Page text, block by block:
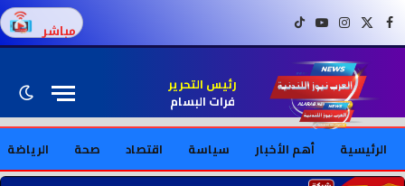
فيسبوكX (Twitter)
إنستغراميوتيوبتيك توك مباشر
رئيس التحرير
فرات البسام
الرئيسية أهم الأخبار سياسة اقتصاد صحة الرياضة